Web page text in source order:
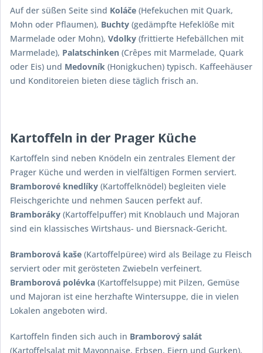
Auf der süßen Seite sind Koláče (Hefekuchen mit Quark,
Mohn oder Pflaumen), Buchty (gedämpfte Hefeklöße mit
Marmelade oder Mohn), Vdolky (frittierte Hefebällchen mit
Marmelade), Palatschinken (Crêpes mit Marmelade, Quark
oder Eis) und Medovník (Honigkuchen) typisch. Kaffeehäuser
und Konditoreien bieten diese täglich frisch an.
Kartoffeln in der Prager Küche
Kartoffeln sind neben Knödeln ein zentrales Element der
Prager Küche und werden in vielfältigen Formen serviert.
Bramborové knedlíky (Kartoffelknödel) begleiten viele
Fleischgerichte und nehmen Saucen perfekt auf.
Bramboráky (Kartoffelpuffer) mit Knoblauch und Majoran
sind ein klassisches Wirtshaus- und Biersnack-Gericht.
Bramborová kaše (Kartoffelpüree) wird als Beilage zu Fleisch
serviert oder mit gerösteten Zwiebeln verfeinert.
Bramborová polévka (Kartoffelsuppe) mit Pilzen, Gemüse
und Majoran ist eine herzhafte Wintersuppe, die in vielen
Lokalen angeboten wird.
Kartoffeln finden sich auch in Bramborový salát
(Kartoffelsalat mit Mayonnaise, Erbsen, Eiern und Gurken),